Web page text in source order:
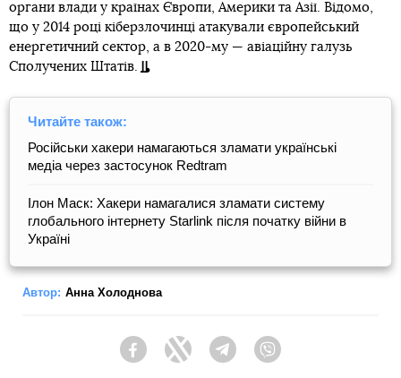
органи влади у країнах Європи, Америки та Азії. Відомо,
що у 2014 році кіберзлочинці атакували європейський
енергетичний сектор, а в 2020-му — авіаційну галузь
Сполучених Штатів.
Читайте також:
Російськи хакери намагаються зламати українські
медіа через застосунок Redtram
Ілон Маск: Хакери намагалися зламати систему
глобального інтернету Starlink після початку війни в
Україні
Автор: Анна Холоднова
FacebookTwitter Telegram